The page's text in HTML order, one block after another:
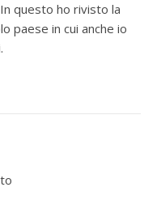
questo ho rivisto la
paese in cui anche io